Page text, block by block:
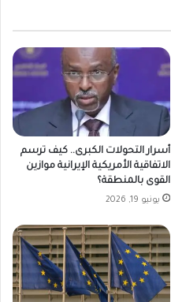
أسرار التحولات الكبرى.. كيف ترسم
الاتفاقية الأمريكية الإيرانية موازين
القوى بالمنطقة؟
يونيو 19, 2026